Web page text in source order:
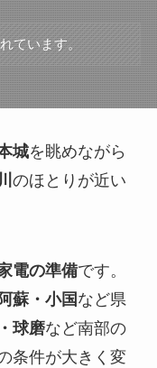
ています。
城を眺めながら
のほとりが近い
電の準備です。
阿蘇・小国 など県
球磨など南部の
条件が大きく変